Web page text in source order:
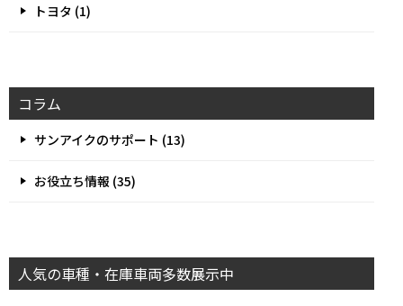
トヨタ (1)
コラム
サンアイクのサポート (13)
お役立ち情報 (35)
人気の車種・在庫車両多数展示中